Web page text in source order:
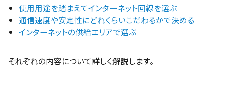
使用用途を踏まえてインターネット回線を選ぶ
通信速度や安定性にどれくらいこだわるかで決める
インターネットの供給エリアで選ぶ
それぞれの内容について詳しく解説します。